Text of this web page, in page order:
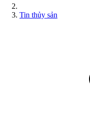
Tin thủy sản